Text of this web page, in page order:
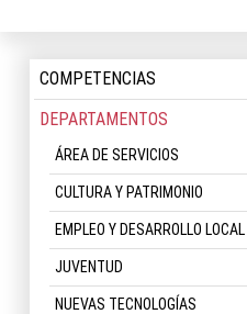
COMPETENCIAS
DEPARTAMENTOS
ÁREA DE SERVICIOS
CULTURA Y PATRIMONIO
EMPLEO Y DESARROLLO LOCAL
JUVENTUD
NUEVAS TECNOLOGÍAS